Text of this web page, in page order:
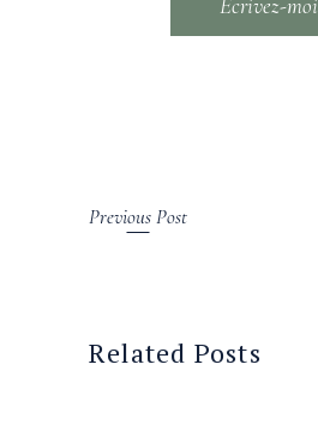
Previous Post
Related Posts